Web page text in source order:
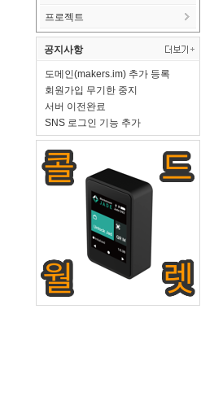
프로젝트
공지사항
도메인(makers.im) 추가 등록
회원가입 무기한 중지
서버 이전완료
SNS 로그인 기능 추가